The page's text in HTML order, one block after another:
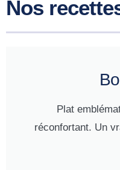
Nos
Plat
réconfortant. Un